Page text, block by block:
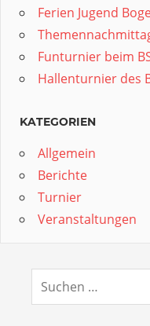
Ferien Jugend
Funturnier beim
Hallenturnier des
KATEGORIEN
Allgemein
Berichte
Turnier
Veranstaltungen